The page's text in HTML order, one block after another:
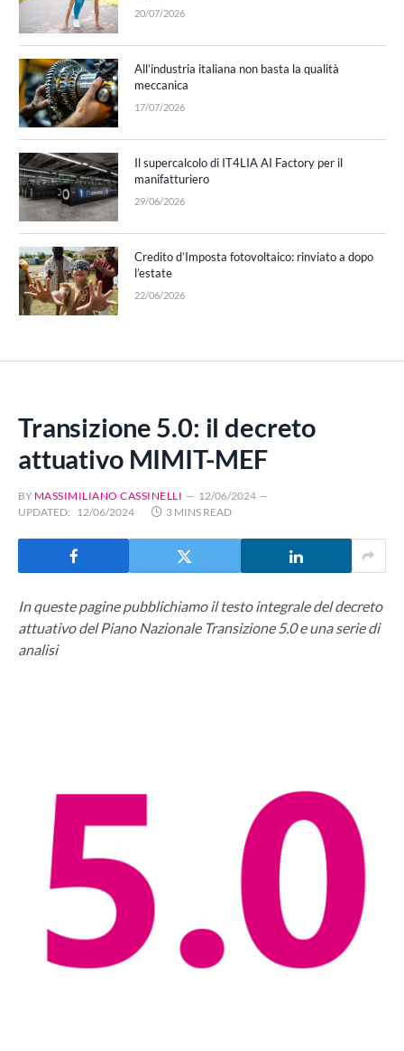
20/07/2026
All’industria italiana non basta la qualità
meccanica
17/07/2026
Il supercalcolo di IT4LIA AI Factory per il
manifatturiero
29/06/2026
Credito d’Imposta fotovoltaico: rinviato a dopo
l’estate
22/06/2026
Transizione 5.0: il decreto
attuativo MIMIT-MEF
BY MASSIMILIANO CASSINELLI
12/06/2024
UPDATED: 12/06/2024 3 MINS READ
In queste pagine pubblichiamo il testo integrale del decreto
attuativo del Piano Nazionale Transizione 5.0 e una serie di
analisi